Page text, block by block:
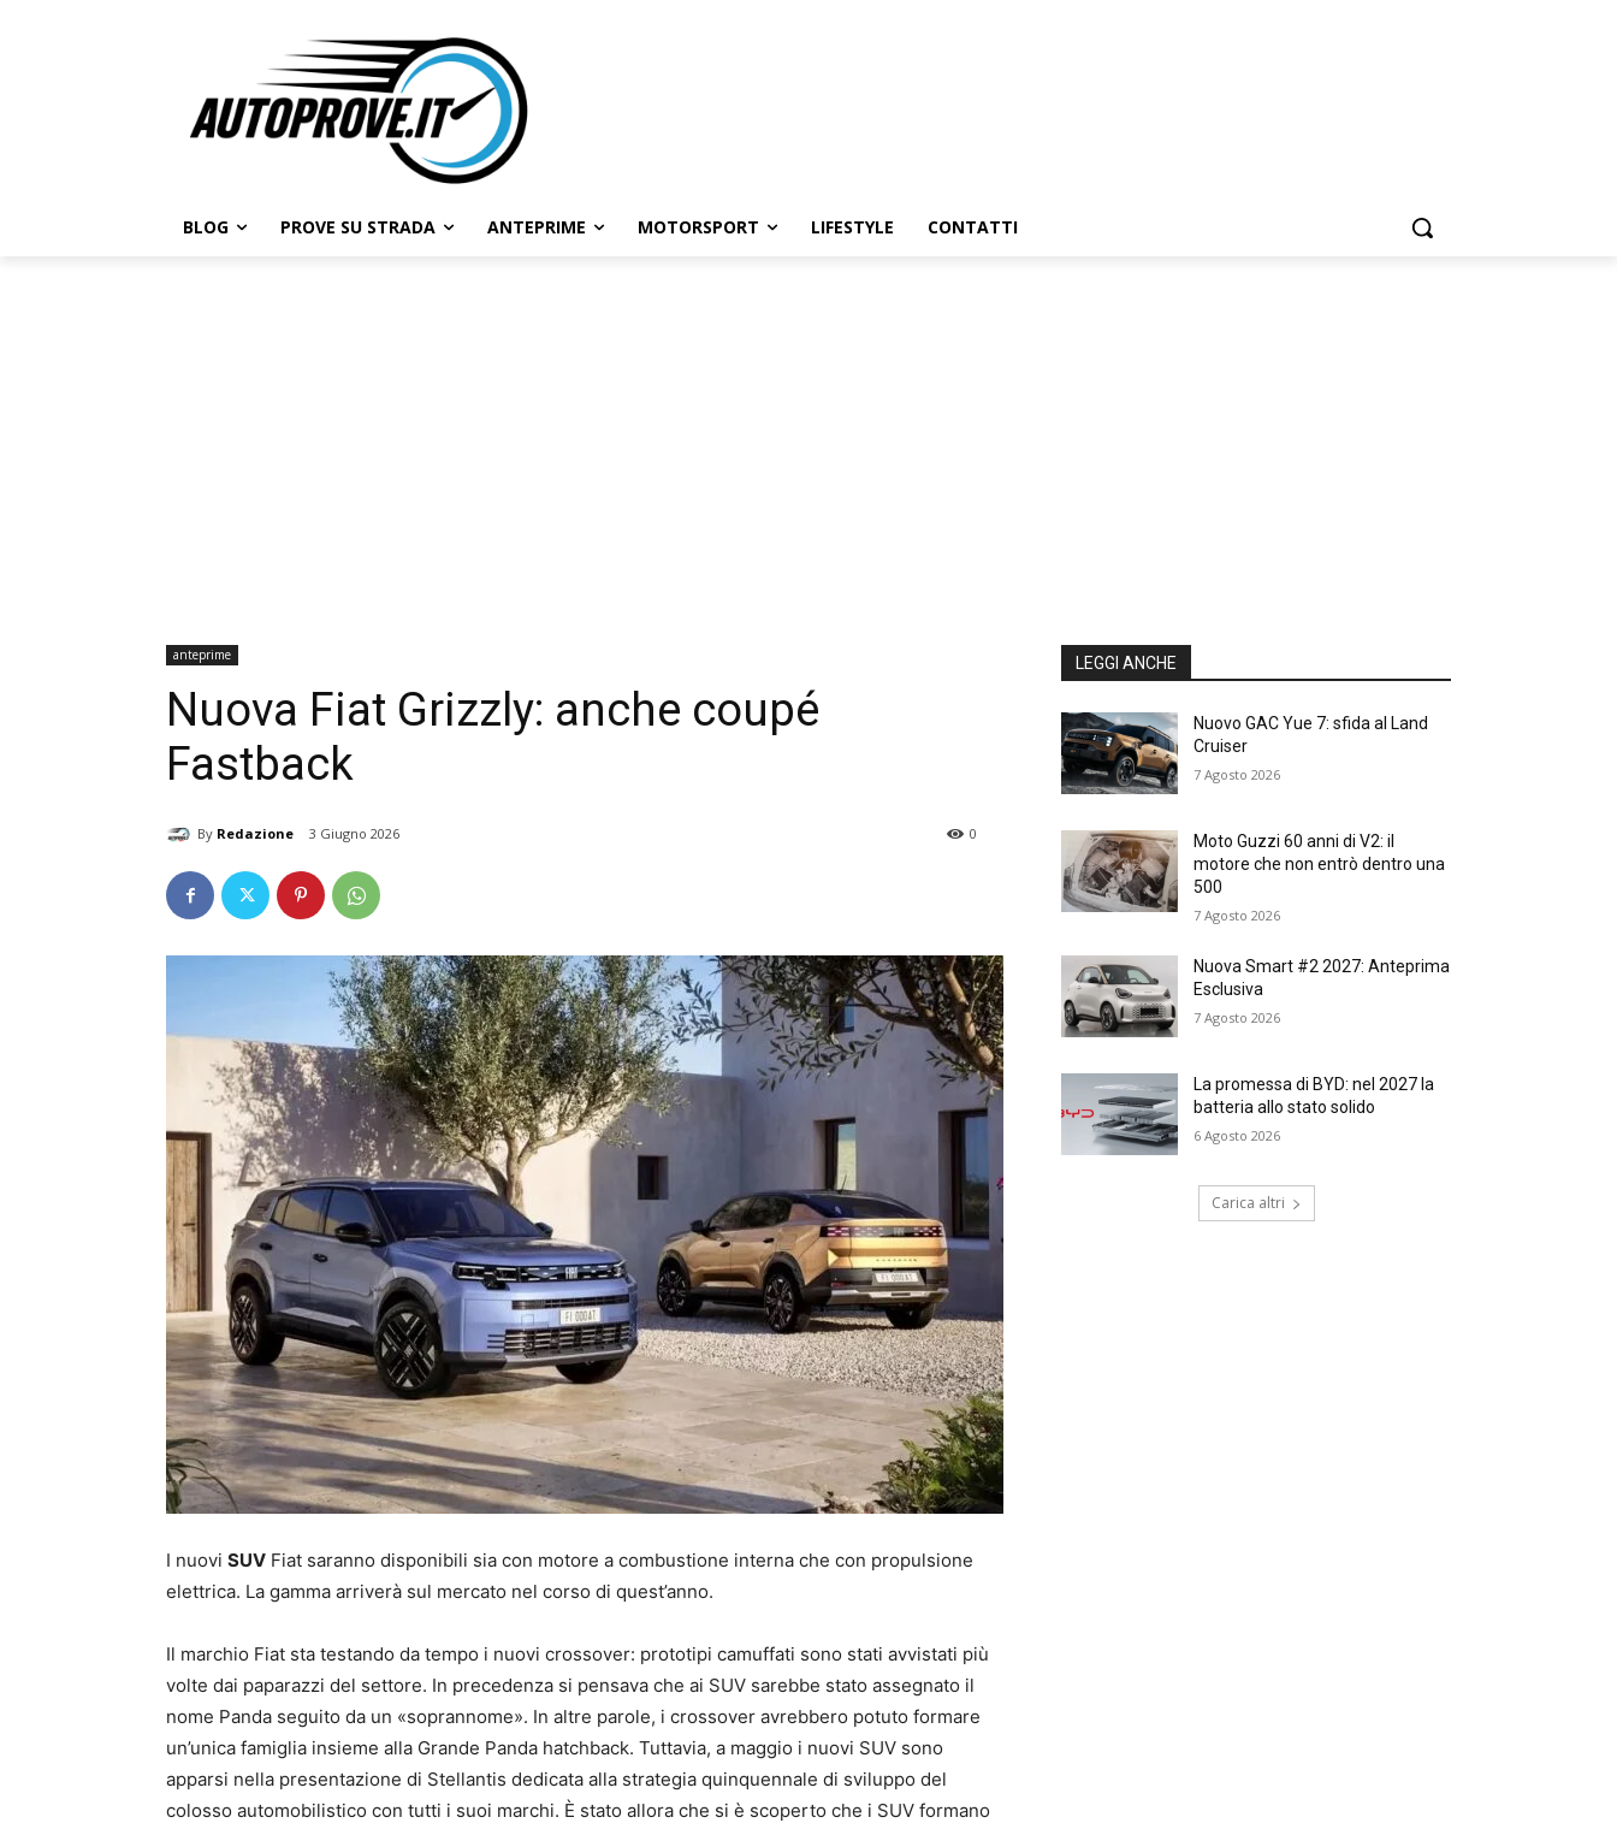
BLOG PROVE SU STRADA ANTEPRIME MOTORSPORT LIFESTYLE CONTATTI
anteprime
Nuova Fiat Grizzly: anche coupé
Fastback
By Redazione 3 Giugno 2026 0
I nuovi SUV Fiat saranno disponibili sia con motore a combustione interna che con propulsione
elettrica. La gamma arriverà sul mercato nel corso di quest’anno.
Il marchio Fiat sta testando da tempo i nuovi crossover: prototipi camuffati sono stati avvistati più
volte dai paparazzi del settore. In precedenza si pensava che ai SUV sarebbe stato assegnato il
nome Panda seguito da un «soprannome». In altre parole, i crossover avrebbero potuto formare
un’unica famiglia insieme alla Grande Panda hatchback. Tuttavia, a maggio i nuovi SUV sono
apparsi nella presentazione di Stellantis dedicata alla strategia quinquennale di sviluppo del
colosso automobilistico con tutti i suoi marchi. È stato allora che si è scoperto che i SUV formano
LEGGI ANCHE
Nuovo GAC Yue 7: sfida al Land
Cruiser
7 Agosto 2026
Moto Guzzi 60 anni di V2: il
motore che non entrò dentro una
500
7 Agosto 2026
Nuova Smart #2 2027: Anteprima
Esclusiva
7 Agosto 2026
La promessa di BYD: nel 2027 la
batteria allo stato solido
6 Agosto 2026
Carica altri